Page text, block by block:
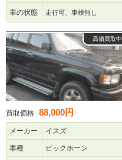
車の状態 走行可、車検無し
高価買取中
買取価格 88,000円
メーカー イスズ
車種 ビックホーン